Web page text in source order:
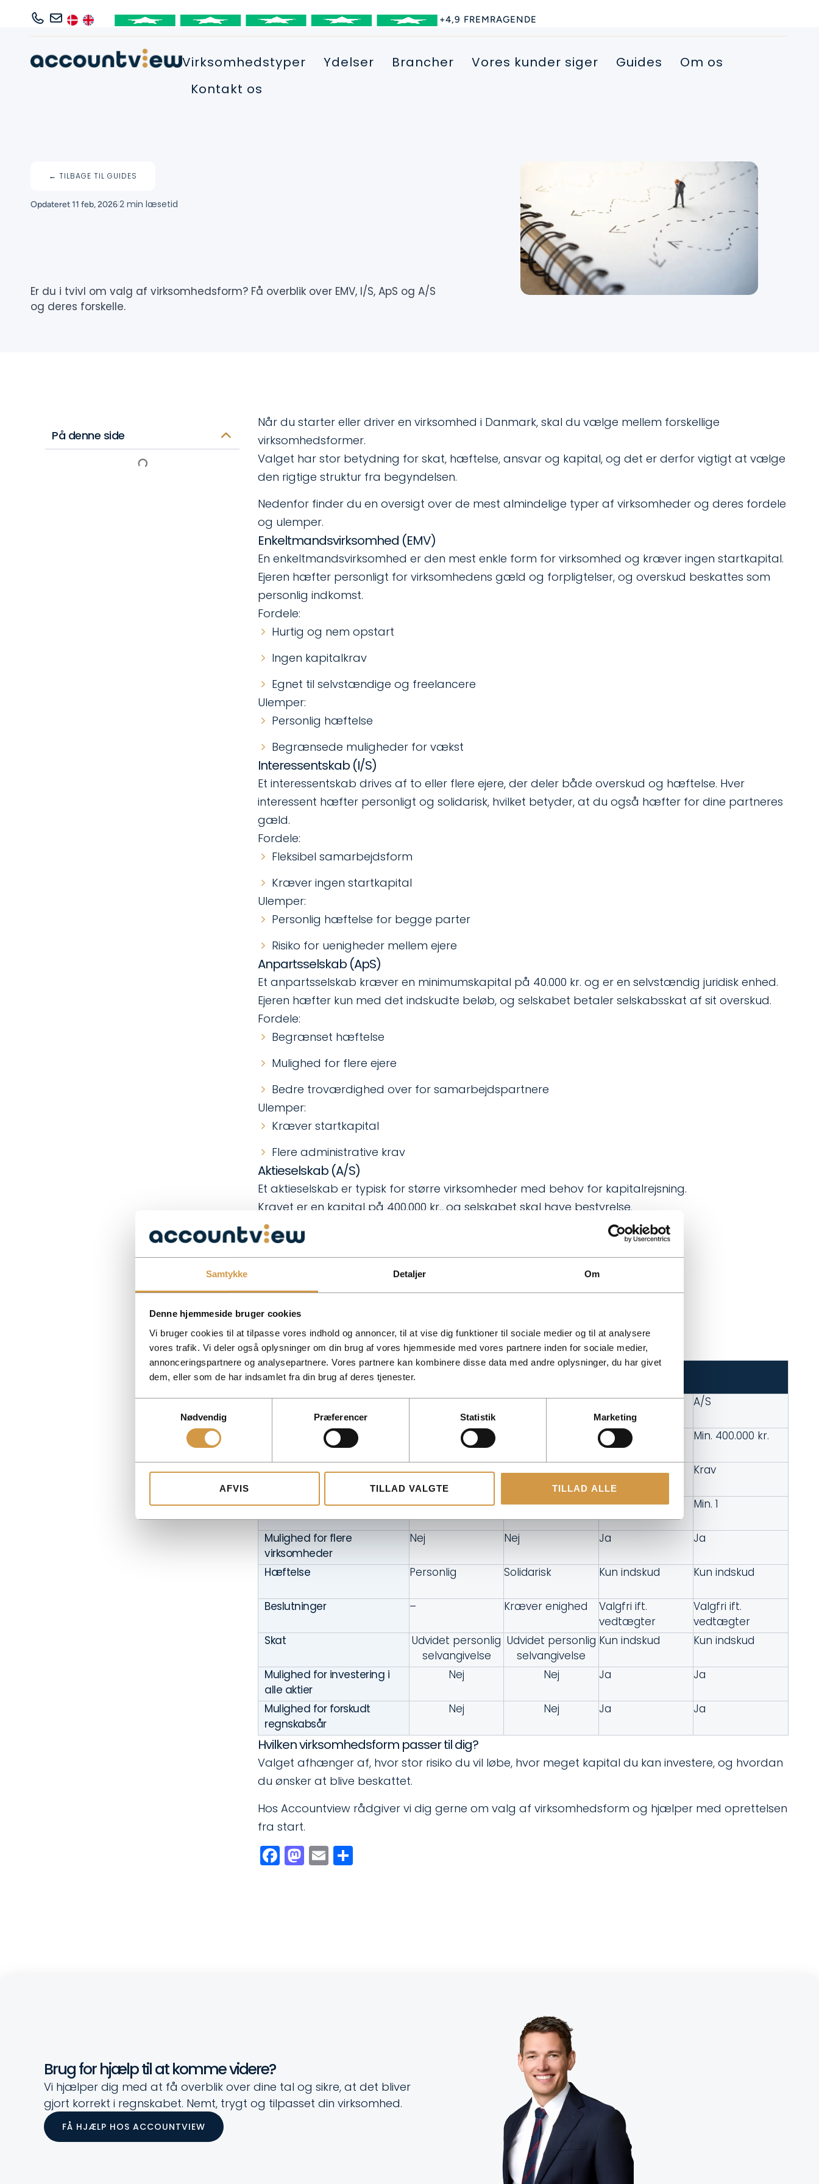
Samtykke Detaljer Om
Denne hjemmeside bruger cookies
Vi bruger cookies til at tilpasse vores indhold og annoncer, til at vise dig funktioner til sociale medier og til at analysere
vores trafik. Vi deler også oplysninger om din brug af vores hjemmeside med vores partnere inden for sociale medier,
annonceringspartnere og analysepartnere. Vores partnere kan kombinere disse data med andre oplysninger, du har givet
dem, eller som de har indsamlet fra din brug af deres tjenester.
Nødvendig
Præferencer Statistik Marketing
AFVIS TILLAD VALGTE TILLAD ALLE
+4,9 FREMRAGENDE
Virksomhedstyper Ydelser Brancher Vores kunder siger Guides
Om os
Kontakt os
← TILBAGE TIL GUIDES
Opdateret11 feb, 2026I2 min læsetid
Er du i tvivl om valg af virksomhedsform? Få overblik over EMV, I/S, ApS og A/S
og deres forskelle.
På denne side
Når du starter eller driver en virksomhed i Danmark, skal du vælge mellem forskellige
virksomhedsformer.
Valget har stor betydning for skat, hæftelse, ansvar og kapital, og det er derfor vigtigt at vælge
den rigtige struktur fra begyndelsen.
Nedenfor finder du en oversigt over de mest almindelige typer af virksomheder og deres fordele
og ulemper.
Enkeltmandsvirksomhed (EMV)
En enkeltmandsvirksomhed er den mest enkle form for virksomhed og kræver ingen startkapital.
Ejeren hæfter personligt for virksomhedens gæld og forpligtelser, og overskud beskattes som
personlig indkomst.
Fordele:
Hurtig og nem opstart
Ingen kapitalkrav
Egnet til selvstændige og freelancere
Ulemper:
Personlig hæftelse
Begrænsede muligheder for vækst
Interessentskab (I/S)
Et interessentskab drives af to eller flere ejere, der deler både overskud og hæftelse. Hver
interessent hæfter personligt og solidarisk, hvilket betyder, at du også hæfter for dine partneres
gæld.
Fordele:
Fleksibel samarbejdsform
Kræver ingen startkapital
Ulemper:
Personlig hæftelse for begge parter
Risiko for uenigheder mellem ejere
Anpartsselskab (ApS)
Et anpartsselskab kræver en minimumskapital på 40.000 kr. og er en selvstændig juridisk enhed.
Ejeren hæfter kun med det indskudte beløb, og selskabet betaler selskabsskat af sit overskud.
Fordele:
Begrænset hæftelse
Mulighed for flere ejere
Bedre troværdighed over for samarbejdspartnere
Ulemper:
Kræver startkapital
Flere administrative krav
Aktieselskab (A/S)
Et aktieselskab er typisk for større virksomheder med behov for kapitalrejsning.
Kravet er en kapital på 400.000 kr., og selskabet skal have bestyrelse.
Fordele:
Mulighed for investering og vækst
Adgang til flere ejere og investorer
Ulemper:
Høje etableringsomkostninger
Flere lovkrav og revisionskrav
Sammenligning af virksomhedsformer
Personlig drevet Selskaber
Type EMV I/S ApS A/S
Min. 20.000 kr. Min. 400.000 kr.
Bestyrelse Nej Nej Valgfri Krav
Antal ejere 1 Min. 2 Min. 1 Min. 1
Mulighed for flere
virksomheder
Nej Nej Ja Ja
Hæftelse Personlig Solidarisk Kun indskud Kun indskud
Beslutninger – Kræver enighed
Valgfri ift.
vedtægter
Valgfri ift.
vedtægter
Skat
Udvidet personlig
selvangivelse
Udvidet personlig
selvangivelse
Kun indskud Kun indskud
Mulighed for investering i
alle aktier
Nej Nej Ja Ja
Mulighed for forskudt
regnskabsår
Nej Nej Ja Ja
Hvilken virksomhedsform passer til dig?​
Valget afhænger af, hvor stor risiko du vil løbe, hvor meget kapital du kan investere, og hvordan
du ønsker at blive beskattet.
Hos Accountview rådgiver vi dig gerne om valg af virksomhedsform og hjælper med oprettelsen
fra start.
Facebook
Mastodon
Email
Brug for hjælp til at komme videre?
Vi hjælper dig med at få overblik over dine tal og sikre, at det bliver
gjort korrekt i regnskabet. Nemt, trygt og tilpasset din virksomhed.
FÅ HJÆLP HOS ACCOUNTVIEW